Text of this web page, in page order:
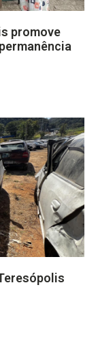
promove